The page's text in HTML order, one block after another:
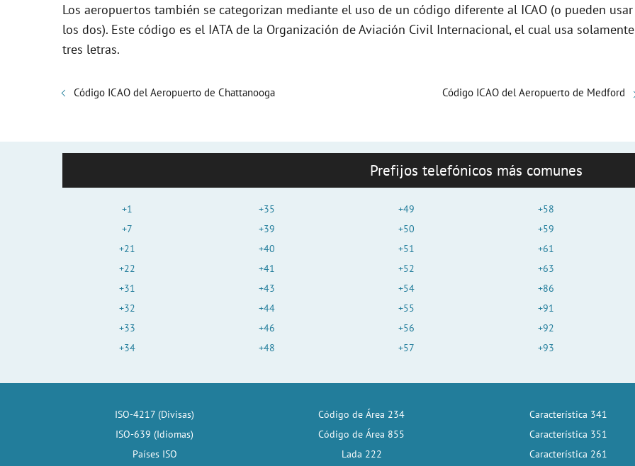
d
Los aeropuertos también se categorizan mediante el uso de un código diferente al ICAO (o pueden usar
los dos). Este código es el IATA de la Organización de Aviación Civil Internacional, el cual usa solamente
tres letras.
Código ICAO del Aeropuerto de Chattanooga Código ICAO del Aeropuerto de Medford
Prefijos telefónicos más comunes
+1
+7
+21
+22
+31
+32
+33
+34
+35
+39
+40
+41
+43
+44
+46
+48
+49
+50
+51
+52
+54
+55
+56
+57
+58
+59
+61
+63
+86
+91
+92
+93
ISO-4217 (Divisas)
ISO-639 (Idiomas)
Países ISO
Código de Área 234
Código de Área 855
Lada 222
Característica 341
Característica 351
Característica 261